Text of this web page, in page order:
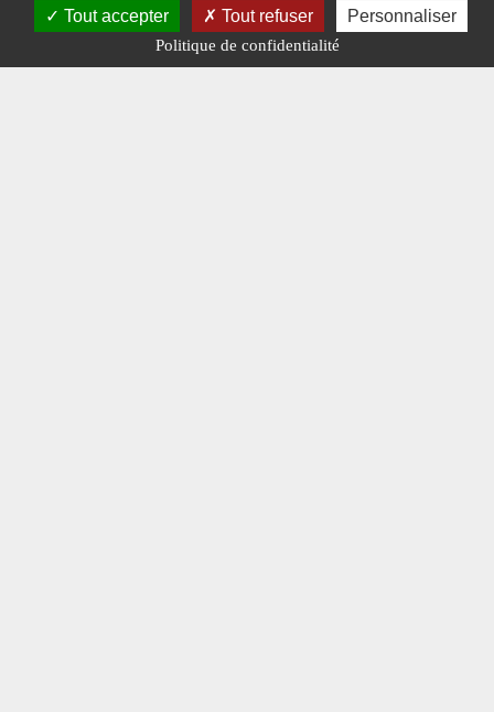
Tout accepter Tout refuser Personnaliser
Politique de confidentialité